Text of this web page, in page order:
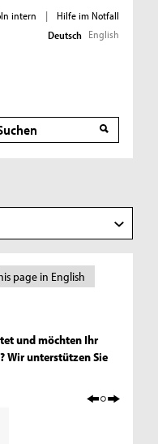
intern |
Hilfe im Notfall
Deutsch English
page in English
und möchten Ihr
Wir unterstützen Sie